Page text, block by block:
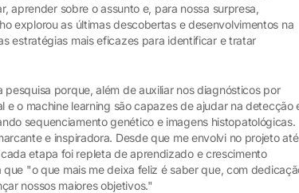
aprender sobre o assunto e, para nossa surpresa,
explorou as últimas descobertas e desenvolvimentos na
estratégias mais eficazes para identificar e tratar
porque, além de auxiliar nos diagnósticos por
e o machine learning são capazes de ajudar na detecção
sequenciamento genético e imagens histopatológicas.
e inspiradora. Desde que me envolvi no projeto até
etapa foi repleta de aprendizado e crescimento
que "o que mais me deixa feliz é saber que, com
nossos maiores objetivos."